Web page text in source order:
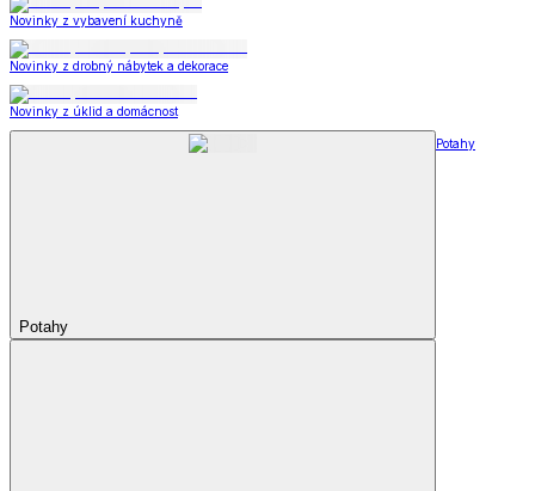
Novinky z vybavení kuchyně
Novinky z drobný nábytek a dekorace
Novinky z úklid a domácnost
Potahy
Potahy